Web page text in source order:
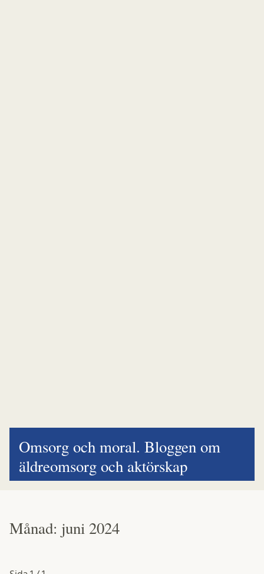
Omsorg och moral. Bloggen om
äldreomsorg och aktörskap
Månad: juni 2024